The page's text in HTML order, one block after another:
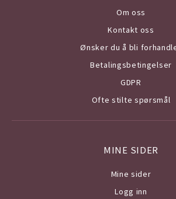
Om oss
Kontakt oss
Ønsker du å bli
Betalingsbetingelser
GDPR
Ofte stilte spørsmål
MINE SIDER
Mine sider
Logg inn